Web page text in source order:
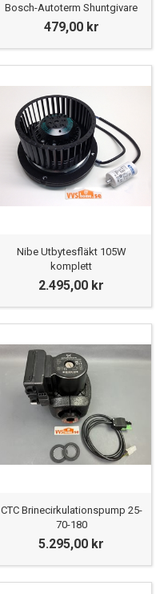
Bosch-Autoterm Shuntgivare
479,00 kr
Nibe Utbytesfläkt 105W
komplett
2.495,00 kr
CTC Brinecirkulationspump 25-
70-180
5.295,00 kr